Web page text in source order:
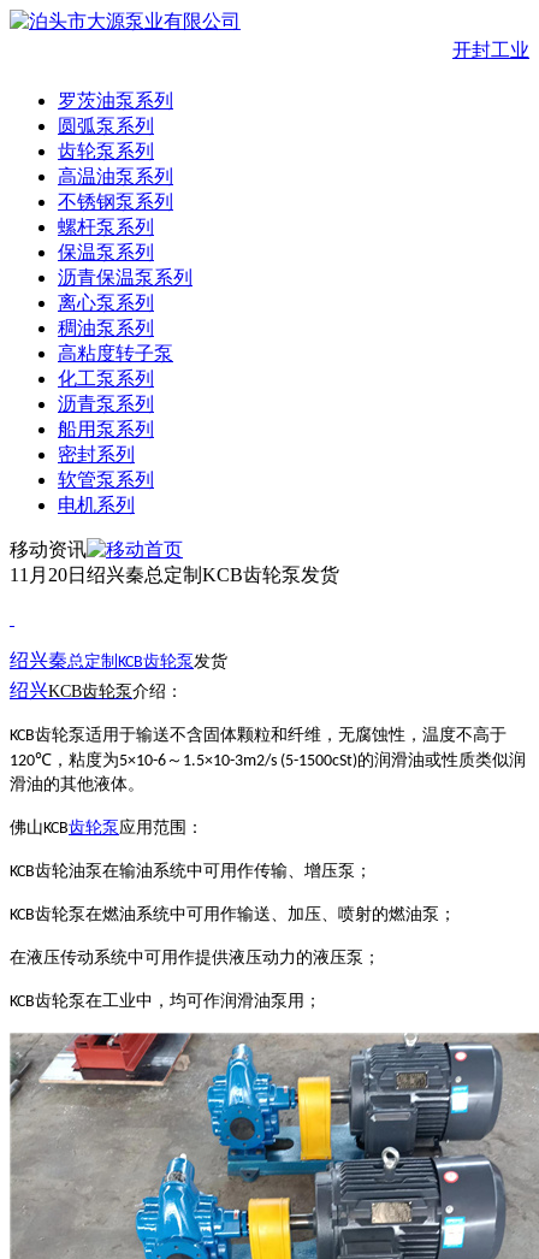
开封工业
罗茨油泵系列
圆弧泵系列
齿轮泵系列
高温油泵系列
不锈钢泵系列
螺杆泵系列
保温泵系列
沥青保温泵系列
离心泵系列
稠油泵系列
高粘度转子泵
化工泵系列
沥青泵系列
船用泵系列
密封系列
软管泵系列
电机系列
移动资讯
11月20日绍兴秦总定制KCB齿轮泵发货
绍兴秦总定制 KCB齿轮泵发货
绍兴KCB齿轮泵介绍：
KCB齿轮泵适用于输送不含固体颗粒和纤维，无腐蚀性，温度不高于
120℃ ，粘度为5×10-6 ～ 1.5×10-3m2/s (5-1500cSt)的润滑油或性质类似润
滑油的其他液体。
佛山KCB齿轮泵 应用范围 ：
KCB齿轮油泵在输油系统中可用作传输、增压泵；
KCB齿轮泵在燃油系统中可用作输送、加压、喷射的燃油泵；
在液压传动系统中可用作提供液压动力的液压泵；
KCB齿轮泵在工业中，均可作润滑油泵用；